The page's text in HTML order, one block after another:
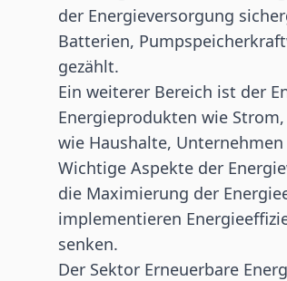
der Energieversorgung
Batterien,
gezählt.
Ein weiterer Bereich ist der
Energieprodukten wie
wie Haushalte,
Wichtige Aspekte der
die Maximierung der
implementieren
senken.
Der Sektor Erneuerbare